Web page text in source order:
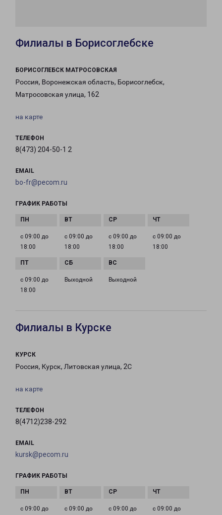
Филиалы в Борисоглебске
БОРИСОГЛЕБСК МАТРОСОВСКАЯ
Россия, Воронежская область, Борисоглебск,
Матросовская улица, 162
на карте
ТЕЛЕФОН
8(473) 204-50-1 2
EMAIL
bo-fr@pecom.ru
ГРАФИК РАБОТЫ
с 09:00 до
18:00
с 09:00 до
18:00
с 09:00 до
18:00
с 09:00 до
18:00
с 09:00 до
18:00
Выходной Выходной
Филиалы в Курске
КУРСК
Россия, Курск, Литовская улица, 2С
на карте
ТЕЛЕФОН
8(4712)238-292
EMAIL
kursk@pecom.ru
ГРАФИК РАБОТЫ
с 09:00 до с 09:00 до с 09:00 до с 09:00 до